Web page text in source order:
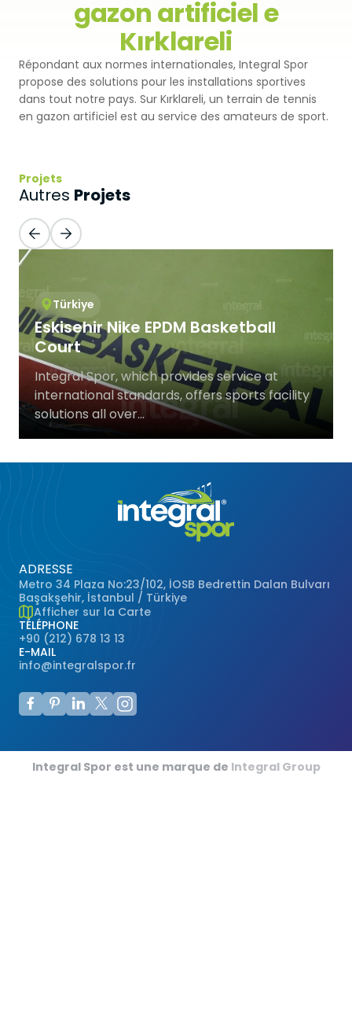
Pistes d'athlétisme
Terrain de Padel
Clubs de Padel
Terrains de Pickleball
Terrains de Tennis
Terrains de Squash
Tribune en Acier
Terrains de Basketball
Terrains de Volley-ball
Terrains Polyvalents
Terrains de Baseball
Terrains de Rugby
Terrains de Badminton
Terrains de Futsal
Terrains de Cricket
Premium
Monoturf
PowerGrass
Remplissage
Gazon Pour Padel
Gazon de Golf
Gazon Hybride
Gazon Naturel
Revêtement Par Pulvérisation
Revêtement de Sol en PU
Revêtement en PU
PVC Sportif
Revêtement Acrylique
Coussin Amortisseur Drainé
Coussin Amortisseur en PE
gazon artificiel e
Kırklareli
Répondant aux normes internationales, Integral Spor
propose des solutions pour les installations sportives
dans tout notre pays. Sur Kırklareli, un terrain de tennis
en gazon artificiel est au service des amateurs de sport.
Projets
Autres Projets
Türkiye
Eskisehir Nike EPDM Basketball
Court
Integral Spor, which provides service at
international standards, offers sports facility
solutions all over...
ADRESSE
Metro 34 Plaza No:23/102, İOSB Bedrettin Dalan Bulvarı
Başakşehir, İstanbul / Türkiye
Afficher sur la Carte
TÉLÉPHONE
+90 (212) 678 13 13
E-MAIL
info@integralspor.fr
Integral Spor est une marque de Integral Group